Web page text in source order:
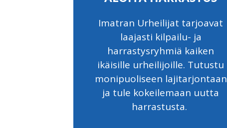
Imatran Urheilijat tarjoavat
laajasti kilpailu- ja
harrastysryhmiä kaiken
ikäisille urheilijoille. Tutustu
monipuoliseen lajitarjontaan
ja tule kokeilemaan uutta
harrastusta.